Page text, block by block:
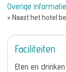
Overige informatie
» Naast het hotel
Faciliteiten
Eten en drinken